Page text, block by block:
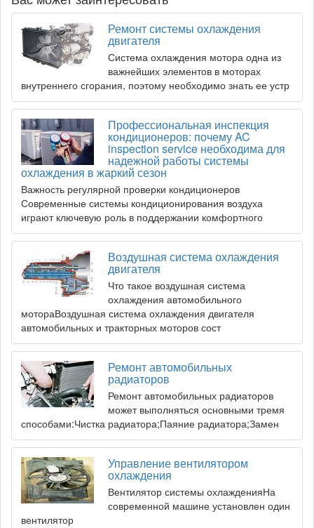
Ремонт системы охлаждения
двигателя
Система охлаждения мотора одна из
важнейших элементов в моторах
внутреннего сгорания, поэтому необходимо знать ее устр
Профессиональная инспекция
кондиционеров: почему AC
inspection service необходима для
надежной работы системы
охлаждения в жаркий сезон
Важность регулярной проверки кондиционеров
Современные системы кондиционирования воздуха
играют ключевую роль в поддержании комфортного
Воздушная система охлаждения
двигателя
Что такое воздушная система
охлаждения автомобильного
мотораВоздушная система охлаждения двигателя
автомобильных и тракторных моторов сост
Ремонт автомобильных
радиаторов
Ремонт автомобильных радиаторов
может выполняться основными тремя
способами:Чистка радиатора;Паяние радиатора;Замен
Управление вентилятором
охлаждения
Вентилятор системы охлажденияНа
современной машине установлен один
вентилятор